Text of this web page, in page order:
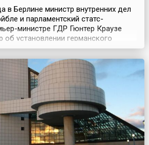
в Берлине министр внутренних дел
и парламентский статс-
министре ГДР Гюнтер Краузе
установлении германского
Республикой Германией
Республикой (Договор
Einigungsvertrag). 12 сентября 1990
иностранных дел Великобр...